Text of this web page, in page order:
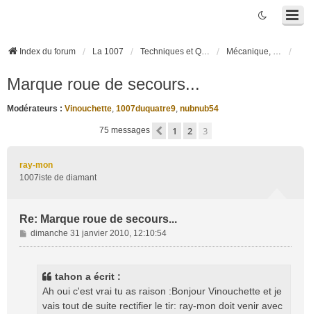
Index du forum La 1007 Techniques et Questions Mécanique, liaison au sol et pneumatiques
Marque roue de secours...
Modérateurs : Vinouchette, 1007duquatre9, nubnub54
75 messages Précédente
1 2 3
ray-mon
1007iste de diamant
Re: Marque roue de secours...
M
e
dimanche 31 janvier 2010, 12:10:54
tahon a écrit :
Ah oui c'est vrai tu as raison :Bonjour Vinouchette et je
vais tout de suite rectifier le tir: ray-mon doit venir avec